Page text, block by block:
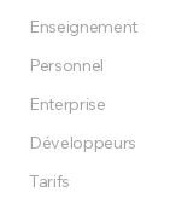
Enseignement
Personnel
Enterprise
Développeurs
Tarifs